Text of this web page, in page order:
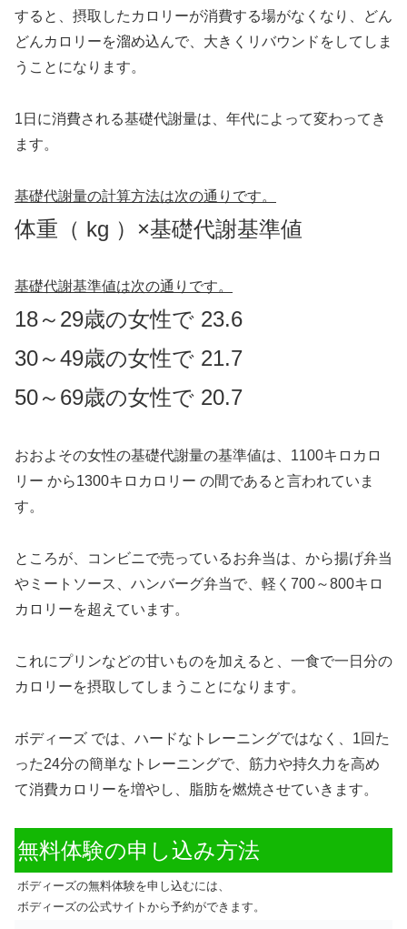
すると、摂取したカロリーが消費する場がなくなり、どん
どんカロリーを溜め込んで、大きくリバウンドをしてしま
うことになります。
1日に消費される基礎代謝量は、年代によって変わってき
ます。
基礎代謝量の計算方法は次の通りです。
体重（ kg ）×基礎代謝基準値
基礎代謝基準値は次の通りです。
18～29歳の女性で 23.6
30～49歳の女性で 21.7
50～69歳の女性で 20.7
おおよその女性の基礎代謝量の基準値は、1100キロカロ
リー から1300キロカロリー の間であると言われていま
す。
ところが、コンビニで売っているお弁当は、から揚げ弁当
やミートソース、ハンバーグ弁当で、軽く700～800キロ
カロリーを超えています。
これにプリンなどの甘いものを加えると、一食で一日分の
カロリーを摂取してしまうことになります。
ボディーズ では、ハードなトレーニングではなく、1回た
った24分の簡単なトレーニングで、筋力や持久力を高め
て消費カロリーを増やし、脂肪を燃焼させていきます。
無料体験の申し込み方法
ボディーズの無料体験を申し込むには、
ボディーズの公式サイトから予約ができます。